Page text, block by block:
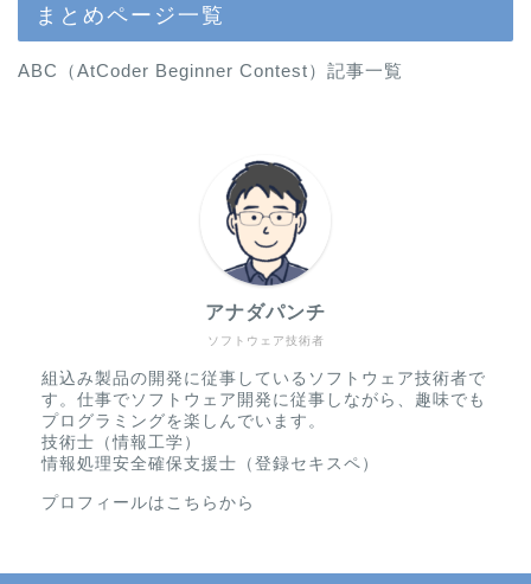
まとめページ一覧
ABC（AtCoder Beginner Contest）記事一覧
ソフトウェア技術者
アナダパンチ
組込み製品の開発に従事しているソフトウェア技術者で
す。仕事でソフトウェア開発に従事しながら、趣味でも
プログラミングを楽しんでいます。
技術士（情報工学）
情報処理安全確保支援士（登録セキスペ）
プロフィールはこちらから